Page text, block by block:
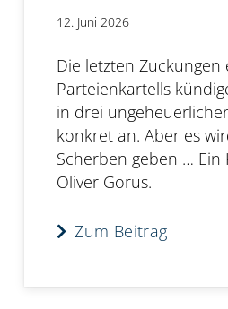
12. Juni 2026
Die letzten
Parteienkartells
in drei
konkret an. Aber es
Scherben geben … Ein
Oliver Gorus.
Zum Beitrag